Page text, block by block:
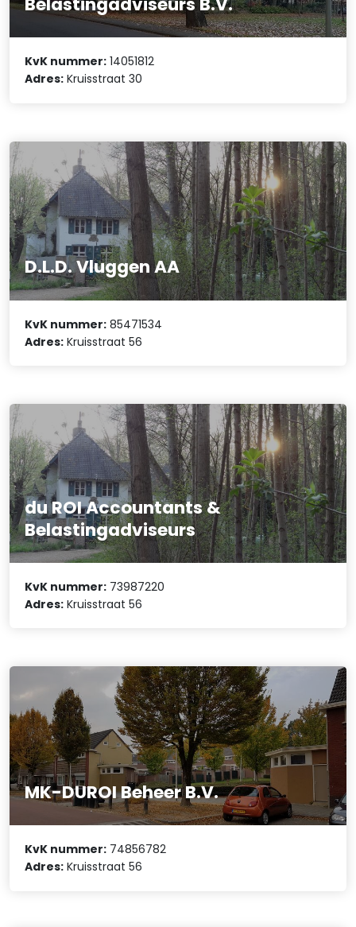
KvK nummer: 14051812
Adres: Kruisstraat 30
D.L.D. Vluggen AA
KvK nummer: 85471534
Adres: Kruisstraat 56
du ROI Accountants &
Belastingadviseurs
KvK nummer: 73987220
Adres: Kruisstraat 56
MK-DUROI Beheer B.V.
KvK nummer: 74856782
Adres: Kruisstraat 56